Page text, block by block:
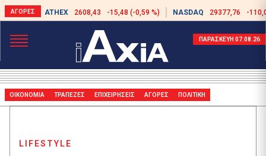
ATHEX 2608,43 -15,48 (-0,59 %) NASDAQ 29377,76 -
ΠΑΡΑΣΚΕΥΗ 07.08.26
ΟΙΚΟΝΟΜΙΑ ΤΡΑΠΕΖΕΣ ΕΠΙΧΕΙΡΗΣΕΙΣ ΑΓΟΡΕΣ ΠΟΛΙΤΙΚΗ
LIFESTYLE